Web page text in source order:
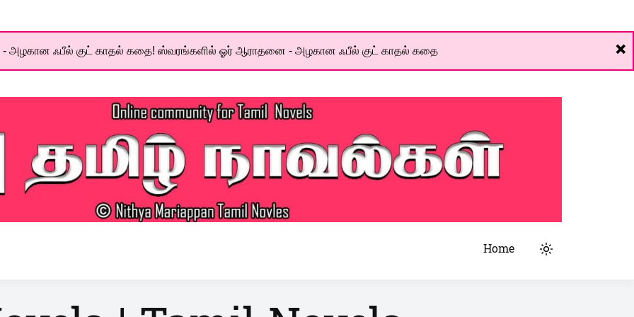
❌
அழகான ஃபீல் குட் காதல் கதை! ஸ்வரங்களில் ஓர் ஆராதனை - அழகான ஃபீல் குட் காதல் கதை
Home
Light